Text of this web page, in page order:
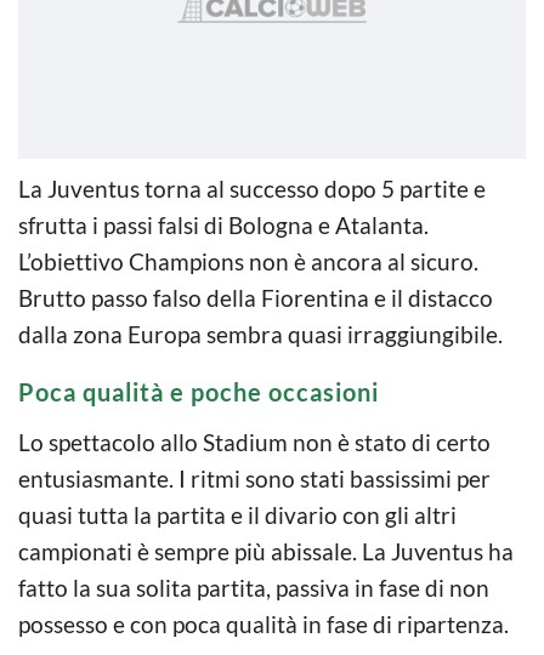
La Juventus torna al successo dopo 5 partite e
sfrutta i passi falsi di Bologna e Atalanta.
L’obiettivo Champions non è ancora al sicuro.
Brutto passo falso della Fiorentina e il distacco
dalla zona Europa sembra quasi irraggiungibile.
Poca qualità e poche occasioni
Lo spettacolo allo Stadium non è stato di certo
entusiasmante. I ritmi sono stati bassissimi per
quasi tutta la partita e il divario con gli altri
campionati è sempre più abissale. La Juventus ha
fatto la sua solita partita, passiva in fase di non
possesso e con poca qualità in fase di ripartenza.